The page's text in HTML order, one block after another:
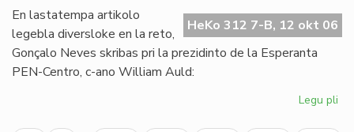
la
HeKo 312 7-B, 12 okt 06
En lastatempa artikolo
legebla diversloke en la reto,
Gonçalo Neves skribas pri la prezidinto de la Esperanta
PEN-Centro, c-ano William Auld:
Legu pli